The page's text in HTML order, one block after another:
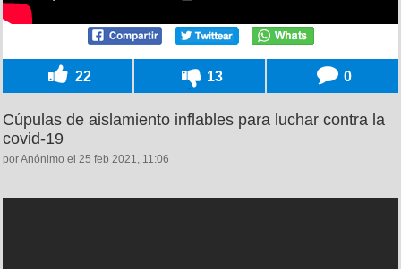
22 13 0
Cúpulas de aislamiento inflables para luchar contra la
covid-19
por Anónimo el 25 feb 2021, 11:06